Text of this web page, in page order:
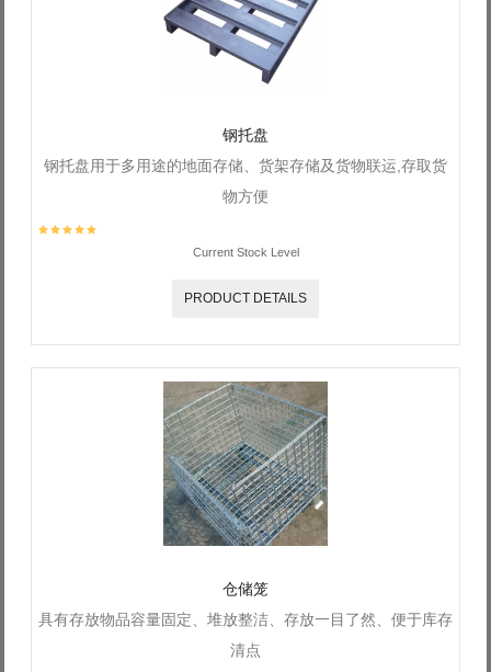
钢托盘
钢托盘用于多用途的地面存储、货架存储及货物联运,存取货
物方便
Current Stock Level
PRODUCT DETAILS
仓储笼
具有存放物品容量固定、堆放整洁、存放一目了然、便于库存
清点